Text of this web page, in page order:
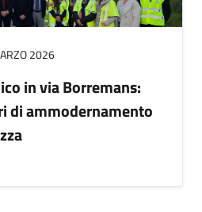
2026
in via Borremans:
di ammodernamento